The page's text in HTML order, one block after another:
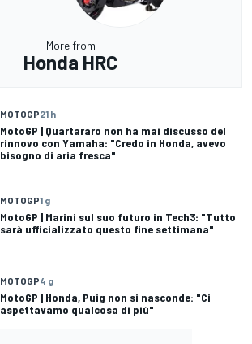
More from
Honda HRC
MOTOGP21 h
MotoGP | Quartararo non ha mai discusso del
rinnovo con Yamaha: "Credo in Honda, avevo
bisogno di aria fresca"
MOTOGP1 g
MotoGP | Marini sul suo futuro in Tech3: "Tutto
sarà ufficializzato questo fine settimana"
MOTOGP4 g
MotoGP | Honda, Puig non si nasconde: "Ci
aspettavamo qualcosa di più"